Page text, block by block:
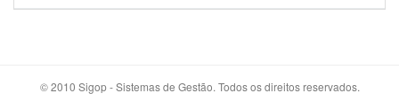
© 2010 Sigop - Sistemas de Gestão. Todos os direitos reservados.